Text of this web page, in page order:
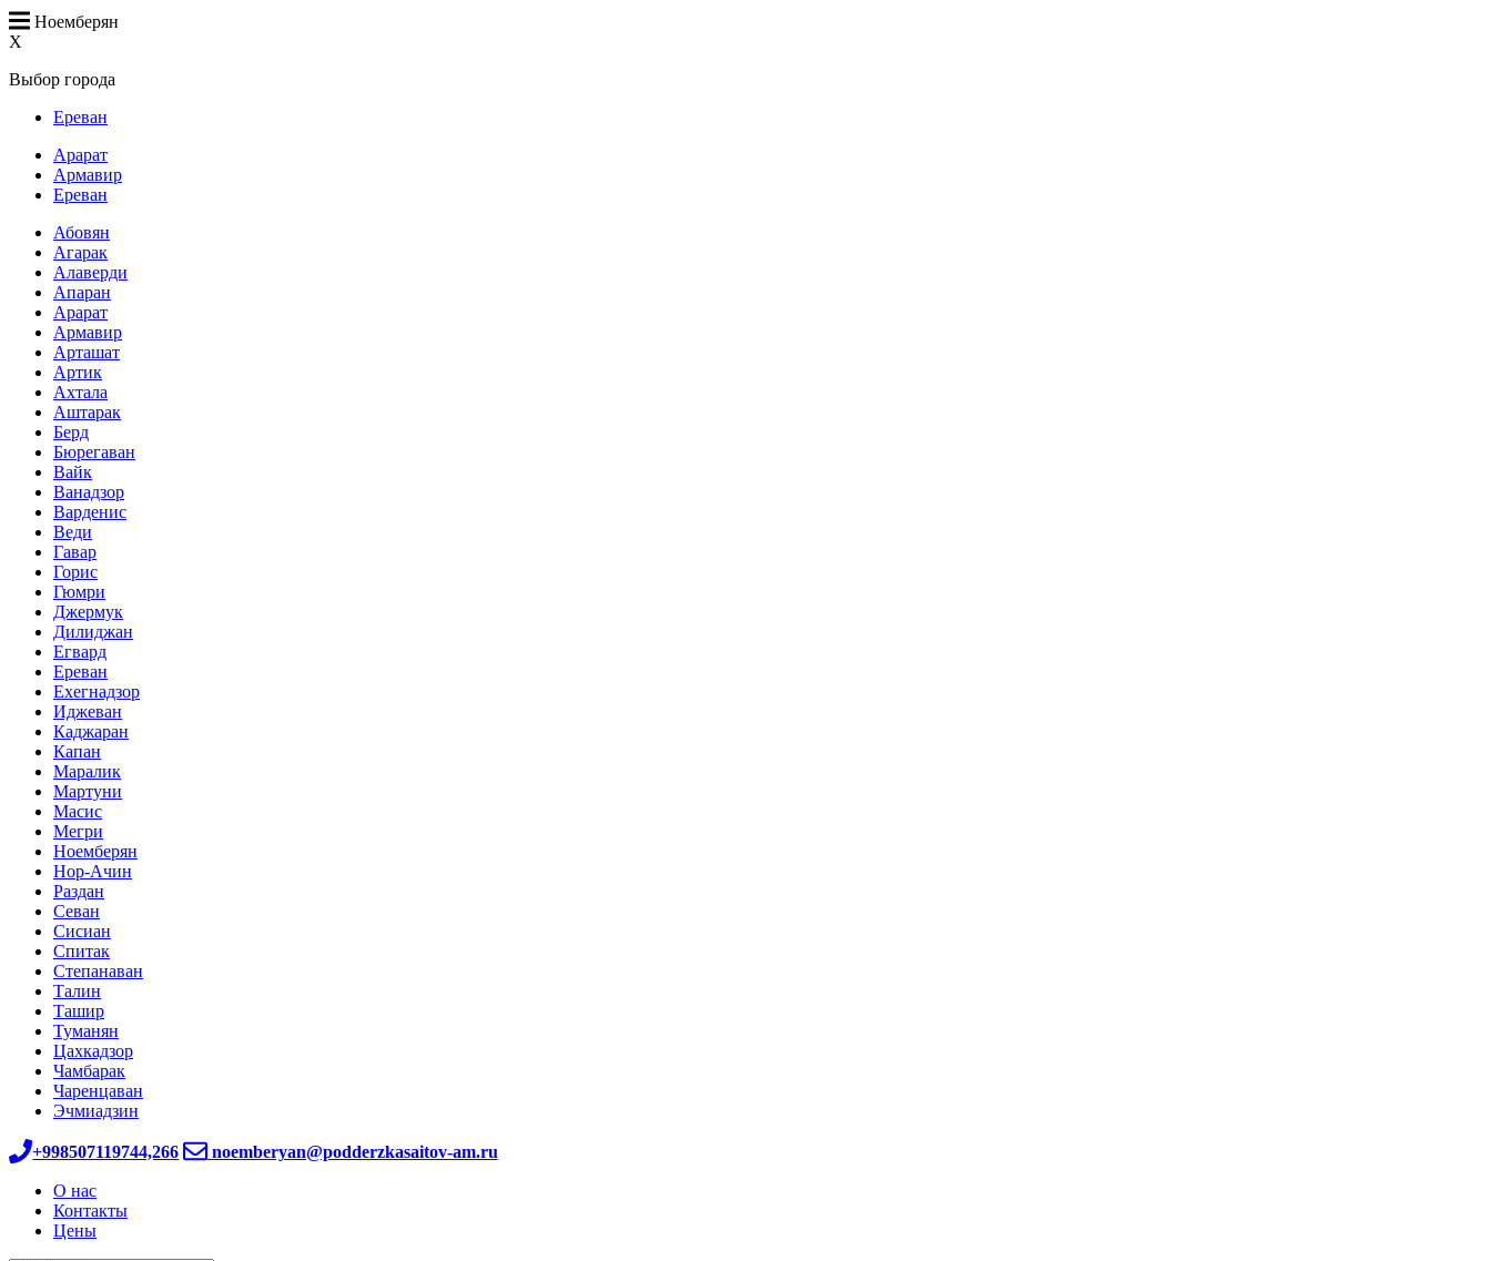
Ноемберян
X
Выбор города
Ереван
Арарат
Армавир
Ереван
Абовян
Агарак
Алаверди
Апаран
Арарат
Армавир
Арташат
Артик
Ахтала
Аштарак
Берд
Бюрегаван
Вайк
Ванадзор
Варденис
Веди
Гавар
Горис
Гюмри
Джермук
Дилиджан
Егвард
Ереван
Ехегнадзор
Иджеван
Каджаран
Капан
Маралик
Мартуни
Масис
Мегри
Ноемберян
Нор-Ачин
Раздан
Севан
Сисиан
Спитак
Степанаван
Талин
Ташир
Туманян
Цахкадзор
Чамбарак
Чаренцаван
Эчмиадзин
+998507119744,266 noemberyan@podderzkasaitov-am.ru
О нас
Контакты
Цены